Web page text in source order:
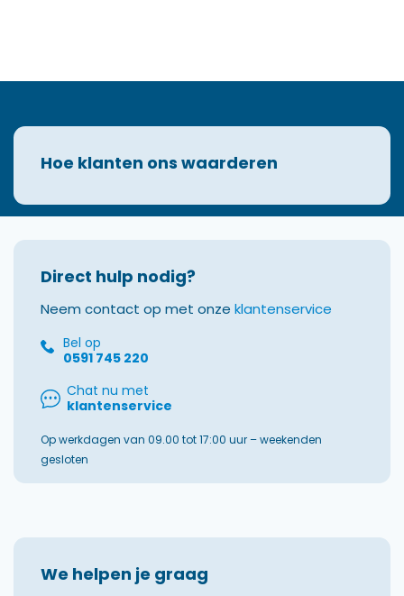
Hoe klanten ons waarderen
Direct hulp nodig?
Neem contact op met onze klantenservice
Bel op
0591 745 220
Chat nu met
klantenservice
Op werkdagen van 09.00 tot 17:00 uur – weekenden
gesloten
We helpen je graag